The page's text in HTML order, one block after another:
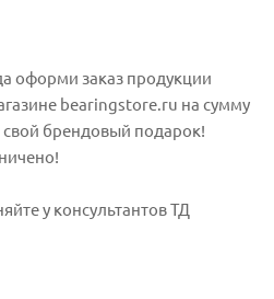
оформи заказ продукции
bearingstore.ru на сумму
брендовый подарок!
у консультантов ТД